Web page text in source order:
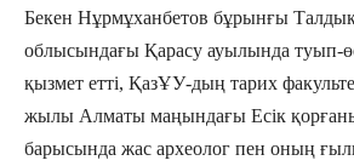
Бекен Нұрмұханбетов бұрынғы
облысындағы Қарасу ауылында туып-
қызмет етті, ҚазҰУ-дың тарих
жылы Алматы маңындағы Есік
барысында жас археолог пен оның